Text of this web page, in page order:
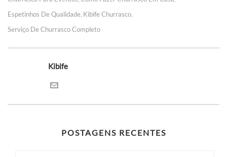
Espetinhos De Qualidade, Kibife Churrasco,
Serviço De Churrasco Completo
Kibife
POSTAGENS RECENTES